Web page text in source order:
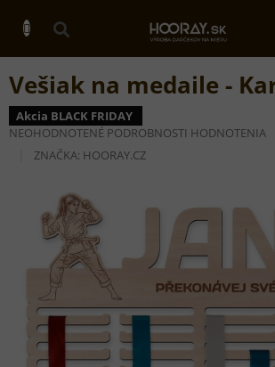
obsah
Vešiak na medaile -
Akcia BLACK FRIDAY
PRIEMERNÉ
HODNOTENIE
PRODUKTU
HVIEZDIČIEK.
NEOHODNOTENÉ PODROBNOSTI HODNOTENIA
ZNAČKA: HOORAY.CZ